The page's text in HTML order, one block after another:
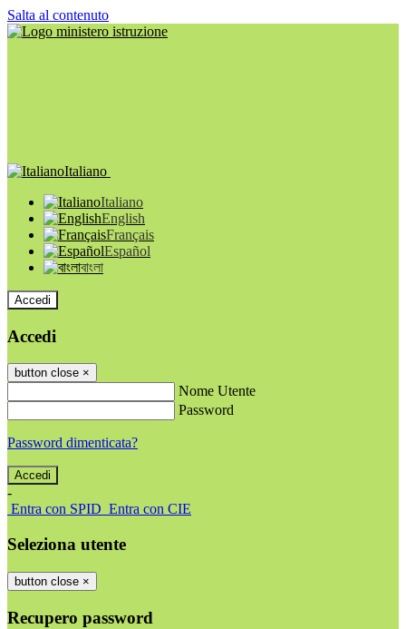
Salta al contenuto
Italiano
Italiano
English
Français
Español
বাংলা
Accedi
Accedi
button close ×
Nome Utente
Password
Password dimenticata?
-
Entra con SPID Entra con CIE
Seleziona utente
button close ×
Recupero password